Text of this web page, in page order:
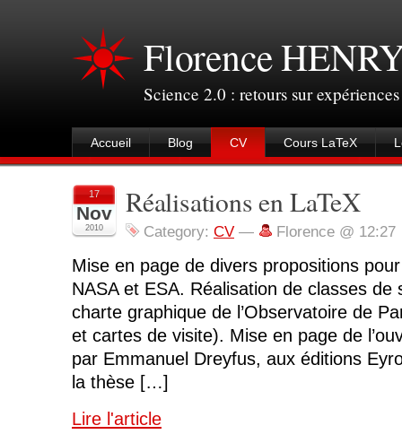
Florence
Science 2.0 : retours sur
Accueil Blog CV Cours LaTeX
17
Nov
2010
Réalisations en LaTeX
Category: CV — Florence @ 12:27
Mise en page de divers propositions
NASA et ESA. Réalisation de classes de
charte graphique de l’Observatoire de
et cartes de visite). Mise en page de
par Emmanuel Dreyfus, aux éditions
la thèse […]
Lire l'article